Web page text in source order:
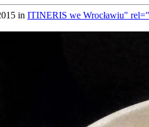
in ITINERIS we Wrocławiu"